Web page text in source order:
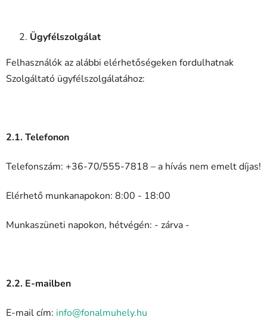
Ügyfélszolgálat
Felhasználók az alábbi elérhetőségeken fordulhatnak
Szolgáltató ügyfélszolgálatához:
2.1. Telefonon
Telefonszám: +36-70/555-7818 – a hívás nem emelt díjas!
Elérhető munkanapokon: 8:00 - 18:00
Munkaszüneti napokon, hétvégén: - zárva -
2.2. E-mailben
E-mail cím: info@fonalmuhely.hu